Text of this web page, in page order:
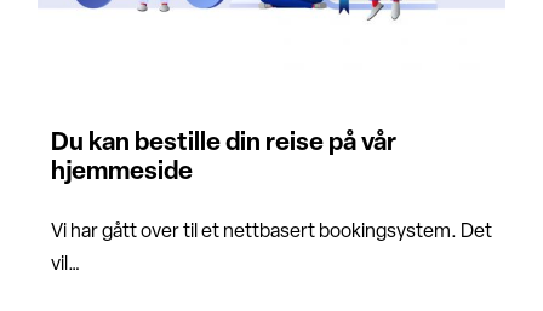
Du kan bestille din reise på vår
hjemmeside
Vi har gått over til et nettbasert bookingsystem. Det
vil…